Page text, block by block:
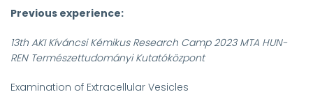
Previous experience:
13th AKI Kíváncsi Kémikus Research Camp 2023 MTA HUN-
REN Természettudományi Kutatóközpont
Examination of Extracellular Vesicles